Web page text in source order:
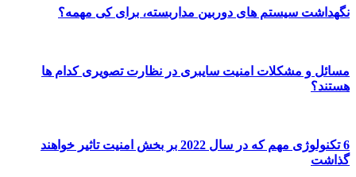
نگهداشت سیستم های دوربین مداربسته، برای کی مهمه؟
مسائل و مشکلات امنیت سایبری در نظارت تصویری کدام ها
هستند؟
6 تکنولوژی مهم که در سال 2022 بر بخش امنیت تاثیر خواهند
گذاشت